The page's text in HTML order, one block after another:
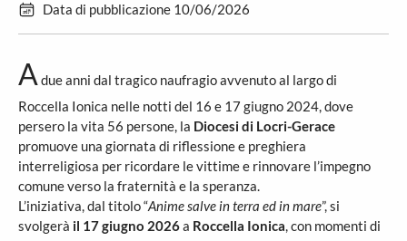
Data di pubblicazione 10/06/2026
A due anni dal tragico naufragio avvenuto al largo di
Roccella Ionica nelle notti del 16 e 17 giugno 2024, dove
persero la vita 56 persone, la Diocesi di Locri-Gerace
promuove una giornata di riflessione e preghiera
interreligiosa per ricordare le vittime e rinnovare l’impegno
comune verso la fraternità e la speranza.
L’iniziativa, dal titolo “Anime salve in terra ed in mare”, si
svolgerà il 17 giugno 2026a Roccella Ionica, con momenti di